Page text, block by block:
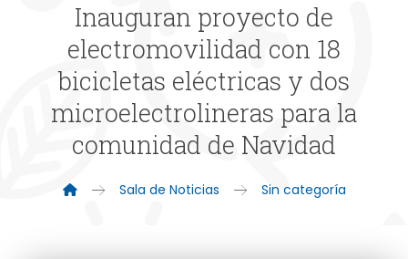
Inauguran proyecto de
electromovilidad con 18
bicicletas eléctricas y dos
microelectrolineras para la
comunidad de Navidad
Sala de Noticias Sin categoría